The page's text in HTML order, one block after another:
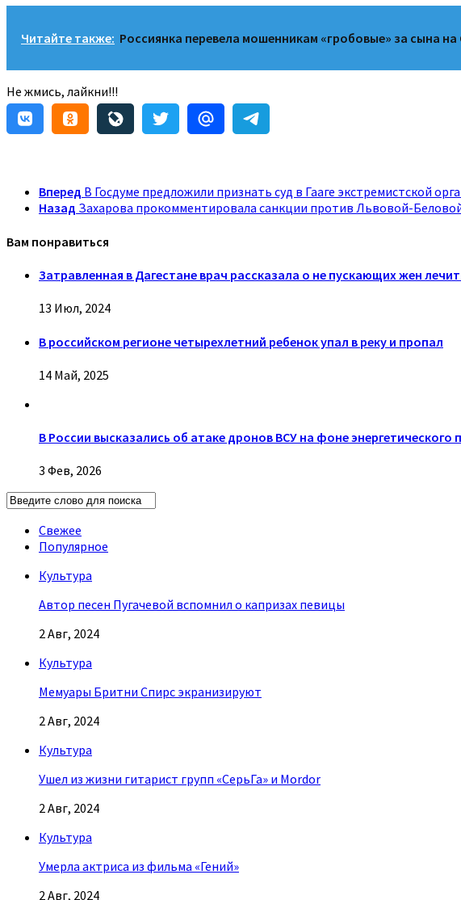
Читайте также: Россиянка перевела мошенникам «гробовые» за сына на
Не жмись, лайкни!!!
Вперед В Госдуме предложили признать суд в Гааге экстремистской
Назад Захарова прокомментировала санкции против Львовой-
Вам понравиться
Затравленная в Дагестане врач рассказала о не пускающих жен
13 Июл, 2024
В российском регионе четырехлетний ребенок упал в реку и пропал
14 Май, 2025
В России высказались об атаке дронов ВСУ на фоне энергетического
3 Фев, 2026
Свежее
Популярное
Культура
Автор песен Пугачевой вспомнил о капризах певицы
2 Авг, 2024
Культура
Мемуары Бритни Спирс экранизируют
2 Авг, 2024
Культура
Ушел из жизни гитарист групп «СерьГа» и Mordor
2 Авг, 2024
Культура
Умерла актриса из фильма «Гений»
2 Авг, 2024